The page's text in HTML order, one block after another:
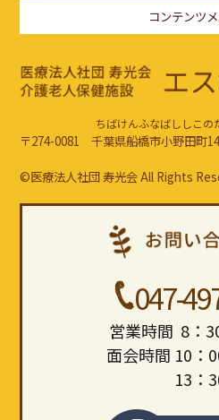
コンテンツ
ちばけんふなばししこの
〒274-0081 千葉県船橋市小野田町
©医療法人社団 寿光会 All Rights
047-
営業時間 8：
面会時間 10：
13：